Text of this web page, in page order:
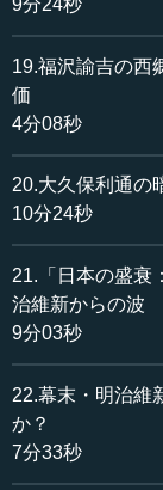
9分24秒
19.福沢諭吉の西
価
4分08秒
20.大久保利通の
10分24秒
21.「日本の盛衰
治維新からの波
9分03秒
22.幕末・明治維
か？
7分33秒